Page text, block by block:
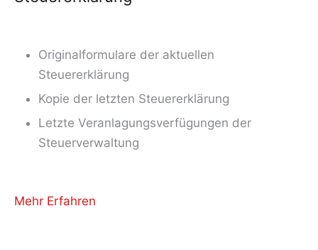
Originalformulare der aktuellen
Steuererklärung
Kopie der letzten Steuererklärung
Letzte Veranlagungsverfügungen der
Steuerverwaltung
Mehr Erfahren